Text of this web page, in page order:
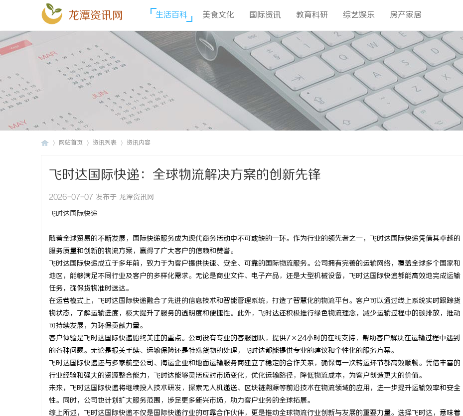
龙潭资讯网 生活百科 美食文化 国际资讯 教育科研 综艺娱乐 房产家居
网站首页 资讯列表 资讯内容
飞时达国际快递：全球物流解决方案的创新先锋
2026-07-07 发布于 龙潭资讯网
飞时达国际快递
随着全球贸易的不断发展，国际快递服务成为现代商务活动中不可或缺的一环。作为行业的领先者之一，飞时达国际快递凭借其卓越的
服务质量和创新的物流方案，赢得了广大客户的信赖和赞誉。
飞时达国际快递成立于多年前，致力于为客户提供快速、安全、可靠的国际物流服务。公司拥有完善的运输网络，覆盖全球多个国家和
地区，能够满足不同行业及客户的多样化需求。无论是商业文件、电子产品，还是大型机械设备，飞时达国际快递都能高效地完成运输
任务，确保货物准时送达。
在运营模式上，飞时达国际快递融合了先进的信息技术和智能管理系统，打造了智慧化的物流平台。客户可以通过线上系统实时跟踪货
物状态，了解运输进度，极大提升了服务的透明度和便捷性。此外，飞时达还积极推行绿色物流理念，减少运输过程中的碳排放，推动
可持续发展，为环保贡献力量。
客户体验是飞时达国际快递始终关注的重点。公司设有专业的客服团队，提供7×24小时的在线支持，帮助客户解决在运输过程中遇到
的各种问题。无论是报关手续、运输保险还是特殊货物的处理，飞时达都能提供专业的建议和个性化的服务方案。
飞时达国际快递还与多家航空公司、海运企业和地面运输服务商建立了稳定的合作关系，确保每一次转运环节都高效顺畅。凭借丰富的
行业经验和强大的资源整合能力，飞时达能够灵活应对市场变化，优化运输路径，降低物流成本，为客户创造更大的价值。
未来，飞时达国际快递将继续投入技术研发，探索无人机递送、区块链溯源等前沿技术在物流领域的应用，进一步提升运输效率和安全
性。同时，公司也计划扩大服务范围，涉足更多新兴市场，助力客户业务的全球拓展。
综上所述，飞时达国际快递不仅是国际快递行业的可靠合作伙伴，更是推动全球物流行业创新与发展的重要力量。选择飞时达，意味着